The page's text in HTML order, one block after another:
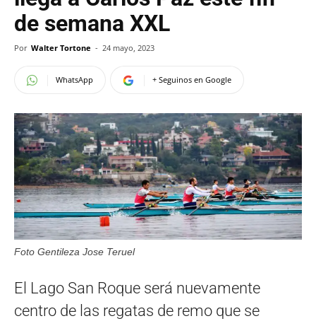
de semana XXL
Por Walter Tortone - 24 mayo, 2023
WhatsApp + Seguinos en Google
Foto Gentileza Jose Teruel
El Lago San Roque será nuevamente
centro de las regatas de remo que se